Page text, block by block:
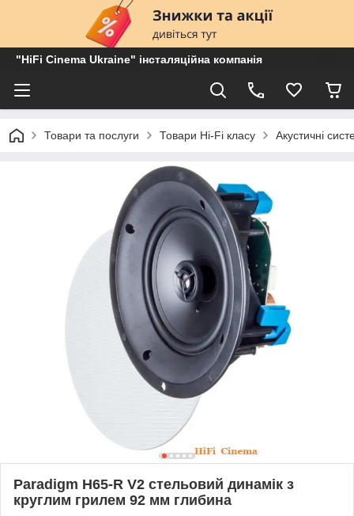
"HiFi Cinema Ukraine" інсталяційна компанія
Товари та послуги Товари Hi-Fi класу Акустичні
Paradigm H65-R V2 стельовий динамік з
круглим грилем 92 мм глибина